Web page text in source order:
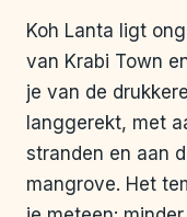
Koh Lanta ligt
van Krabi Town
je van de
langgerekt, met
stranden en aan
mangrove. Het